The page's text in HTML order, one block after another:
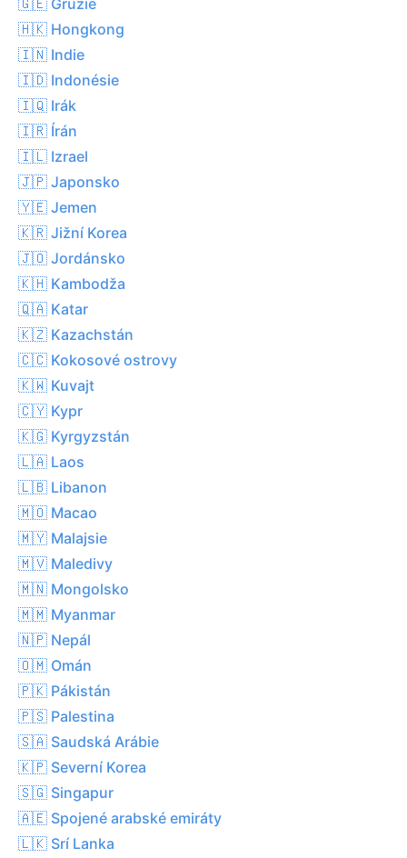
🇭🇰 Hongkong
🇮🇳 Indie
🇮🇩 Indonésie
🇮🇶 Irák
🇮🇷 Írán
🇮🇱 Izrael
🇯🇵 Japonsko
🇾🇪 Jemen
🇰🇷 Jižní Korea
🇯🇴 Jordánsko
🇰🇭 Kambodža
🇶🇦 Katar
🇰🇿 Kazachstán
🇨🇨 Kokosové ostrovy
🇰🇼 Kuvajt
🇨🇾 Kypr
🇰🇬 Kyrgyzstán
🇱🇦 Laos
🇱🇧 Libanon
🇲🇴 Macao
🇲🇾 Malajsie
🇲🇻 Maledivy
🇲🇳 Mongolsko
🇲🇲 Myanmar
🇳🇵 Nepál
🇴🇲 Omán
🇵🇰 Pákistán
🇵🇸 Palestina
🇸🇦 Saudská Arábie
🇰🇵 Severní Korea
🇸🇬 Singapur
🇦🇪 Spojené arabské emiráty
🇱🇰 Srí Lanka